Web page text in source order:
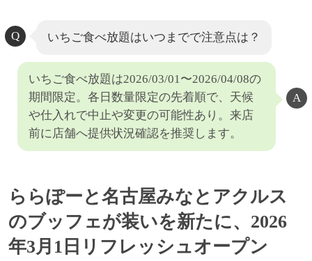
いちご食べ放題はいつまでで注意点は？
いちご食べ放題は2026/03/01〜2026/04/08の
期間限定。各日数量限定の先着順で、天候
や仕入れで中止や変更の可能性あり。来店
前に店舗へ提供状況確認を推奨します。
ららぽーと名古屋みなとアクルス
のブッフェが装いを新たに、2026
年3月1日リフレッシュオープン